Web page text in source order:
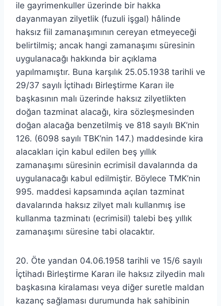
ile gayrimenkuller üzerinde bir hakka
dayanmayan zilyetlik (fuzuli işgal) hâlinde
haksız fiil zamanaşımının cereyan etmeyeceği
belirtilmiş; ancak hangi zamanaşımı süresinin
uygulanacağı hakkında bir açıklama
yapılmamıştır. Buna karşılık 25.05.1938 tarihli ve
29/37 sayılı İçtihadı Birleştirme Kararı ile
başkasının malı üzerinde haksız zilyetlikten
doğan tazminat alacağı, kira sözleşmesinden
doğan alacağa benzetilmiş ve 818 sayılı BK’nin
126. (6098 sayılı TBK’nin 147.) maddesinde kira
alacakları için kabul edilen beş yıllık
zamanaşımı süresinin ecrimisil davalarında da
uygulanacağı kabul edilmiştir. Böylece TMK’nin
995. maddesi kapsamında açılan tazminat
davalarında haksız zilyet malı kullanmış ise
kullanma tazminatı (ecrimisil) talebi beş yıllık
zamanaşımı süresine tabi olacaktır.
20. Öte yandan 04.06.1958 tarihli ve 15/6 sayılı
İçtihadı Birleştirme Kararı ile haksız zilyedin malı
başkasına kiralaması veya diğer suretle maldan
kazanç sağlaması durumunda hak sahibinin